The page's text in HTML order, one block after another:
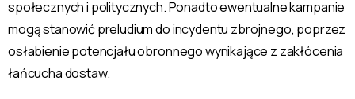
społecznych i politycznych. Ponadto ewentualne kampanie
mogą stanowić preludium do incydentu zbrojnego, poprzez
osłabienie potencjału obronnego wynikające z zakłócenia
łańcucha dostaw.